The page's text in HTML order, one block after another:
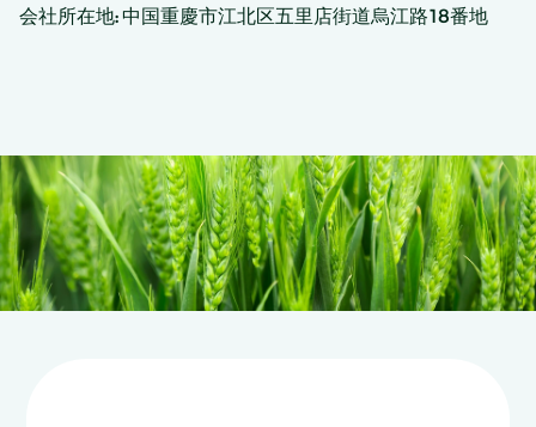
会社所在地: 中国重慶市江北区五里店街道烏江路18番地